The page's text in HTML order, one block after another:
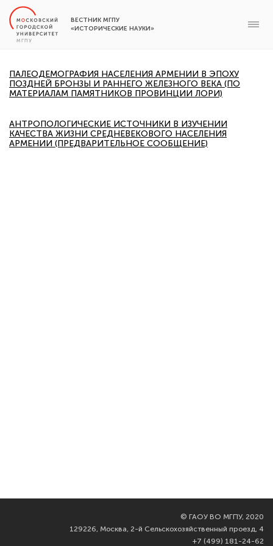
ВЕСТНИК МГПУ
«ИСТОРИЧЕСКИЕ НАУКИ»
ПАЛЕОДЕМОГРАФИЯ НАСЕЛЕНИЯ АРМЕНИИ В ЭПОХУ
ПОЗДНЕЙ БРОНЗЫ И РАННЕГО ЖЕЛЕЗНОГО ВЕКА (ПО
МАТЕРИАЛАМ ПАМЯТНИКОВ ПРОВИНЦИИ ЛОРИ)
АНТРОПОЛОГИЧЕСКИЕ ИСТОЧНИКИ В ИЗУЧЕНИИ
КАЧЕСТВА ЖИЗНИ СРЕДНЕВЕКОВОГО НАСЕЛЕНИЯ
АРМЕНИИ (ПРЕДВАРИТЕЛЬНОЕ СООБЩЕНИЕ)
© ГАОУ ВО МГПУ, 2020
129226, Москва, 2-й Сельскохозяйственный проезд, 4
+7 (499) 181-24-62